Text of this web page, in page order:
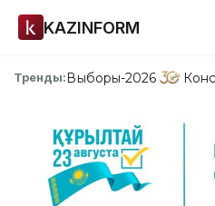
KAZINFORM
Тренды:Выборы-2026